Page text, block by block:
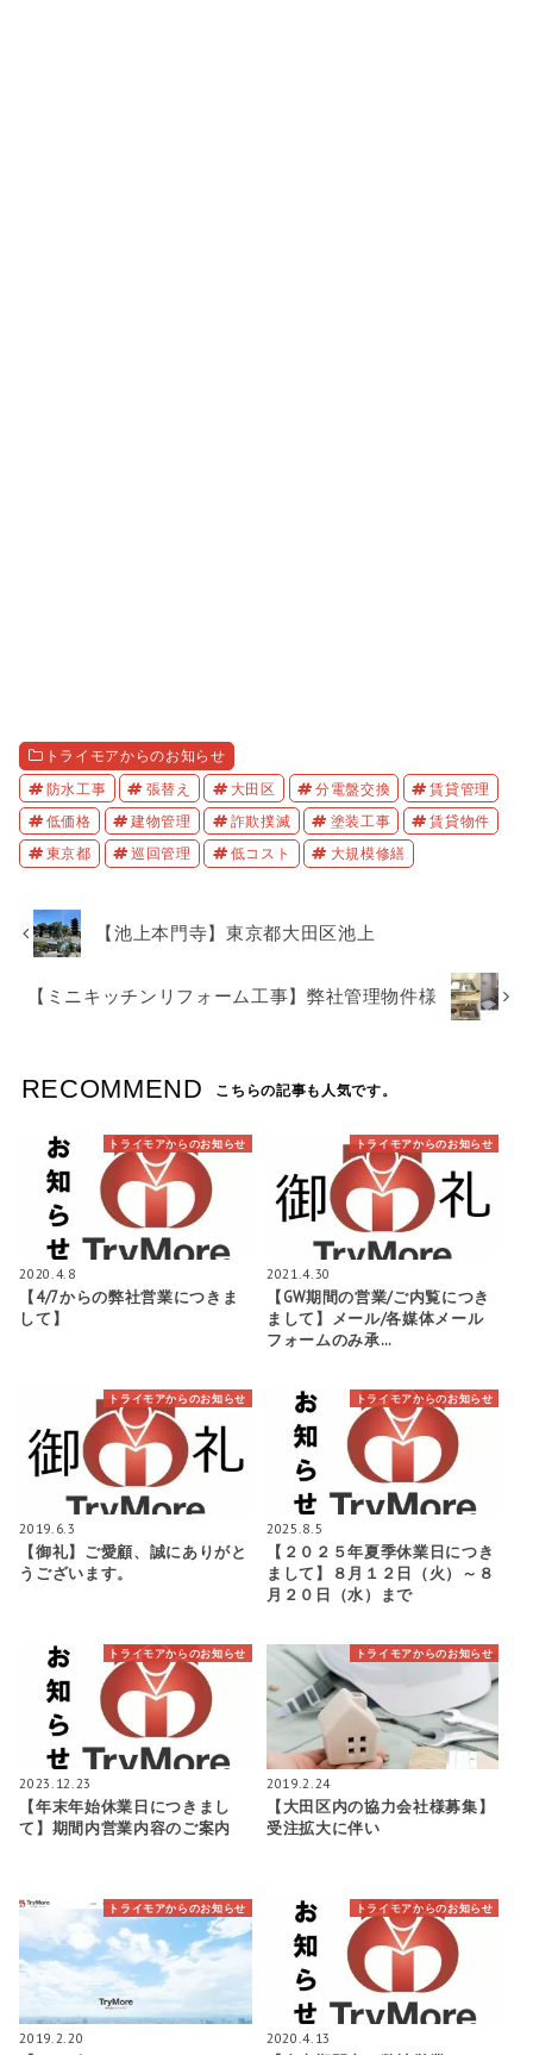
トライモアからのお知らせ
防水工事
張替え 大田区 分電盤交換
賃貸管理
低価格
建物管理 詐欺撲滅 塗装工事
賃貸物件
東京都
巡回管理 低コスト 大規模修繕
【池上本門寺】東京都大田区池上
【ミニキッチンリフォーム工事】弊社管理物件様
RECOMMEND こちらの記事も人気です。
トライモアからのお知らせ
2020.4.8
【4/7からの弊社営業につきま
して】
トライモアからのお知らせ
2021.4.30
【GW期間の営業/ご内覧につき
まして】メール/各媒体メール
フォームのみ承…
トライモアからのお知らせ
2019.6.3
【御礼】ご愛顧、誠にありがと
うございます。
トライモアからのお知らせ
2025.8.5
【２０２５年夏季休業日につき
まして】８月１２日（火）～８
月２０日（水）まで
トライモアからのお知らせ
2023.12.23
【年末年始休業日につきまし
て】期間内営業内容のご案内
トライモアからのお知らせ
2019.2.24
【大田区内の協力会社様募集】
受注拡大に伴い
トライモアからのお知らせ
2019.2.20
トライモアからのお知らせ
2020.4.13